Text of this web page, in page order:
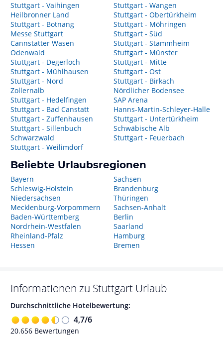
Stuttgart - Vaihingen
Heilbronner Land
Stuttgart - Botnang
Messe Stuttgart
Cannstatter Wasen
Odenwald
Stuttgart - Degerloch
Stuttgart - Mühlhausen
Stuttgart - Nord
Zollernalb
Stuttgart - Hedelfingen
Stuttgart - Bad Canstatt
Stuttgart - Zuffenhausen
Stuttgart - Sillenbuch
Schwarzwald
Stuttgart - Weilimdorf
Stuttgart - Wangen
Stuttgart - Obertürkheim
Stuttgart - Möhringen
Stuttgart - Süd
Stuttgart - Stammheim
Stuttgart - Münster
Stuttgart - Mitte
Stuttgart - Ost
Stuttgart - Birkach
Nördlicher Bodensee
SAP Arena
Hanns-Martin-Schleyer-Halle
Stuttgart - Untertürkheim
Schwäbische Alb
Stuttgart - Feuerbach
Beliebte Urlaubsregionen
Bayern
Schleswig-Holstein
Niedersachsen
Mecklenburg-Vorpommern
Baden-Württemberg
Nordrhein-Westfalen
Rheinland-Pfalz
Hessen
Sachsen
Brandenburg
Thüringen
Sachsen-Anhalt
Berlin
Saarland
Hamburg
Bremen
Informationen zu Stuttgart Urlaub
Durchschnittliche Hotelbewertung:
4,7/6
20.656 Bewertungen